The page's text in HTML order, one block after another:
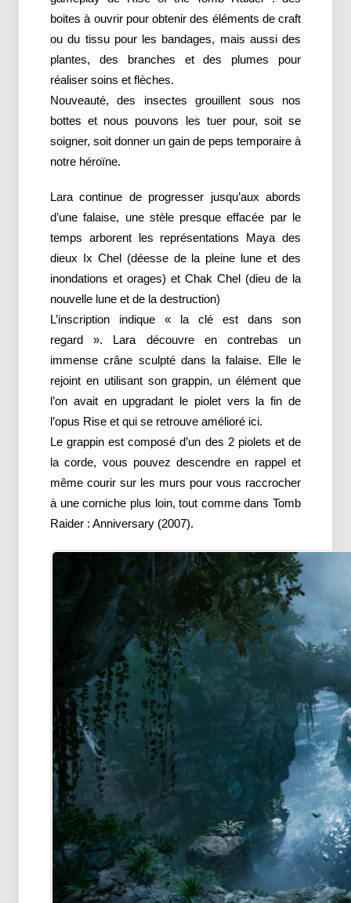
boites à ouvrir pour obtenir des éléments de craft
ou du tissu pour les bandages, mais aussi des
plantes, des branches et des plumes pour
réaliser soins et flèches.
Nouveauté, des insectes grouillent sous nos
bottes et nous pouvons les tuer pour, soit se
soigner, soit donner un gain de peps temporaire à
notre héroïne.
Lara continue de progresser jusqu’aux abords
d’une falaise, une stèle presque effacée par le
temps arborent les représentations Maya des
dieux Ix Chel (déesse de la pleine lune et des
inondations et orages) et Chak Chel (dieu de la
nouvelle lune et de la destruction)
L’inscription indique « la clé est dans son
regard ». Lara découvre en contrebas un
immense crâne sculpté dans la falaise. Elle le
rejoint en utilisant son grappin, un élément que
l’on avait en upgradant le piolet vers la fin de
l’opus Rise et qui se retrouve amélioré ici.
Le grappin est composé d’un des 2 piolets et de
la corde, vous pouvez descendre en rappel et
même courir sur les murs pour vous raccrocher
à une corniche plus loin, tout comme dans Tomb
Raider : Anniversary (2007).